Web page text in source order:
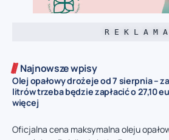
R E K L A M A
Najnowsze wpisy
Olej opałowy drożeje od 7 sierpnia –
litrów trzeba będzie zapłacić o 27,10
więcej
Oficjalna cena maksymalna oleju